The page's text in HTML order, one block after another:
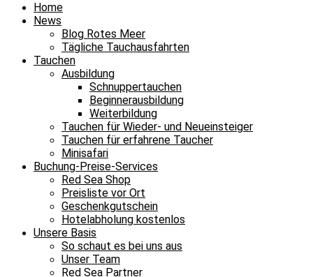
Home
News
Blog Rotes Meer
Tägliche Tauchausfahrten
Tauchen
Ausbildung
Schnuppertauchen
Beginnerausbildung
Weiterbildung
Tauchen für Wieder- und Neueinsteiger
Tauchen für erfahrene Taucher
Minisafari
Buchung-Preise-Services
Red Sea Shop
Preisliste vor Ort
Geschenkgutschein
Hotelabholung kostenlos
Unsere Basis
So schaut es bei uns aus
Unser Team
Red Sea Partner